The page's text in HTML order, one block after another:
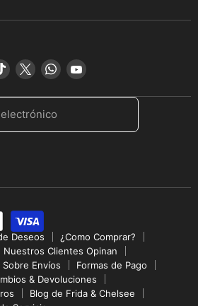
Encuéntrenos
Encuéntrenos
Encuéntrenos
Encuéntrenos
Deseos
¿Como Comprar?
Nuestros Clientes Opinan
Sobre Envíos
Formas de Pago
& Devoluciones
Blog de Frida & Chelsee